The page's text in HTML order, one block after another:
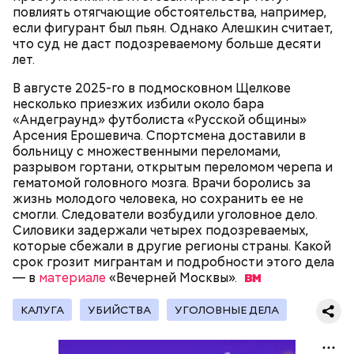
повлиять отягчающие обстоятельства, например,
если фигурант был пьян. Однако Алешкин считает,
что суд не даст подозреваемому больше десяти
лет.
В августе 2025-го в подмосковном Щелкове
несколько приезжих избили около бара
«Андеграунд» футболиста «Русской общины»
Арсения Ерошевича. Спортсмена доставили в
больницу с множественными переломами,
разрывом гортани, открытым переломом черепа и
гематомой головного мозга. Врачи боролись за
жизнь молодого человека, но сохранить ее не
смогли. Следователи возбудили уголовное дело.
Силовики задержали четырех подозреваемых,
которые сбежали в другие регионы страны. Какой
срок грозит мигрантам и подробности этого дела
— в материале «Вечерней Москвы».
КАЛУГА УБИЙСТВА УГОЛОВНЫЕ ДЕЛА
— Гасанов, являясь индивидуальным
предпринимателем, осуществлял
предпринимательскую деятельность в области
продажи и размещения рекламы в социальных
сетях. С целью сокрытия своих доходов часть
покупателей различных мотивационных курсов и
прогнозов ставок на спорт Гасанов получал на
свои личные лицевые счета как физического лица, а
Родственники обналичивали деньги и возвращали
их Гасанову. А чтобы пользоваться деньгами и не
вызвать подозрений у налоговой, Гасанов либо
распределял их между еще несколькими счетами,
либопокупал на них квартиры.
Следующим подопытным стал друг детства
Миссюры Константин. 3 февраля того же года,
когда молодые люди ехали вместе в машине,
подозреваемый угостил приятеля морсом с
этиленгликолем. Через два дня Константин умер в
больнице.